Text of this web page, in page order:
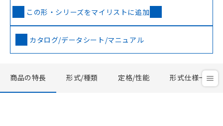
この形・シリーズをマイリストに追加
カタログ/データシート/マニュアル
商品の特長 形式/種類 定格/性能 形式仕様一覧